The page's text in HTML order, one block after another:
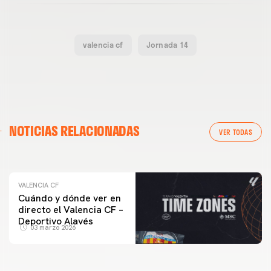
valencia cf Jornada 14
NOTICIAS RELACIONADAS VER TODAS
ENTRENAMIENTO DEL VALENCIA CF 04/03/26
VALENCIA CF
Cuándo y dónde ver en
directo el Valencia CF –
Deportivo Alavés
03 marzo 2026